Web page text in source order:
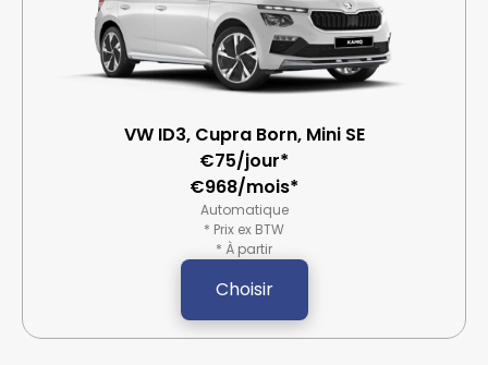
VW ID3, Cupra Born, Mini SE
€75/jour*
€968/mois*
Automatique
* Prix ex BTW
* À partir
Choisir